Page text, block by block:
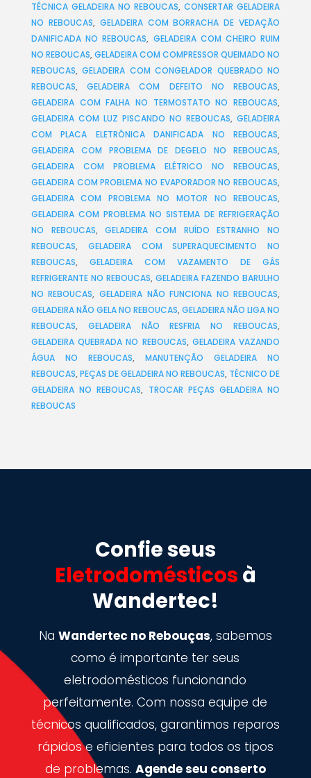
TÉCNICA GELADEIRA NO REBOUCAS,CONSERTAR GELADEIRA
NO REBOUCAS, GELADEIRA COM BORRACHA DE VEDAÇÃO
DANIFICADA NO REBOUCAS, GELADEIRA COM CHEIRO RUIM
NO REBOUCAS,GELADEIRA COM COMPRESSOR QUEIMADO NO
REBOUCAS,GELADEIRA COM CONGELADOR QUEBRADO NO
REBOUCAS,GELADEIRA COM DEFEITO NO REBOUCAS,
GELADEIRA COM FALHA NO TERMOSTATO NO REBOUCAS,
GELADEIRA COM LUZ PISCANDO NO REBOUCAS,GELADEIRA
COM PLACA ELETRÔNICA DANIFICADA NO REBOUCAS,
GELADEIRA COM PROBLEMA DE DEGELO NO REBOUCAS,
GELADEIRA COM PROBLEMA ELÉTRICO NO REBOUCAS,
GELADEIRA COM PROBLEMA NO EVAPORADOR NO REBOUCAS,
GELADEIRA COM PROBLEMA NO MOTOR NO REBOUCAS,
GELADEIRA COM PROBLEMA NO SISTEMA DE REFRIGERAÇÃO
NO REBOUCAS,GELADEIRA COM RUÍDO ESTRANHO NO
REBOUCAS, GELADEIRA COM SUPERAQUECIMENTO NO
REBOUCAS, GELADEIRA COM VAZAMENTO DE GÁS
REFRIGERANTE NO REBOUCAS,GELADEIRA FAZENDO BARULHO
NO REBOUCAS, GELADEIRA NÃO FUNCIONA NO REBOUCAS,
GELADEIRA NÃO GELA NO REBOUCAS,GELADEIRA NÃO LIGA NO
REBOUCAS, GELADEIRA NÃO RESFRIA NO REBOUCAS,
GELADEIRA QUEBRADA NO REBOUCAS, GELADEIRA VAZANDO
ÁGUA NO REBOUCAS,MANUTENÇÃO GELADEIRA NO
REBOUCAS,PEÇAS DE GELADEIRA NO REBOUCAS, TÉCNICO DE
GELADEIRA NO REBOUCAS, TROCAR PEÇAS GELADEIRA NO
REBOUCAS
Confie seus
Eletrodomésticos à
Wandertec!
Na Wandertec no Rebouças, sabemos
como é importante ter seus
eletrodomésticos funcionando
perfeitamente. Com nossa equipe de
técnicos qualificados, garantimos reparos
rápidos e eficientes para todos os tipos
de problemas. Agende seu conserto